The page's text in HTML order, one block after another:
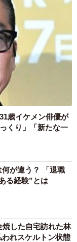
6/7
伺ったところ、
で、「～100万
きました。
歳イケメン俳優が
くり」「新たな一
が違う？ 「退職
る経験”とは
焼した自宅訪れた林
れスケルトン状態